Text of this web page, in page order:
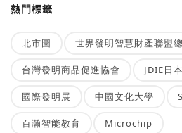
熱門標籤
北市圖 世界發明智慧財產聯盟
台灣發明商品促進協會 JDIE日
國際發明展 中國文化大學
百瀚智能教育 Microchip